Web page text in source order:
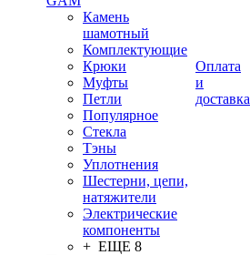
Камень
шамотный
Комплектующие
Крюки
Муфты
Петли
Популярное
Стекла
Тэны
Уплотнения
Шестерни, цепи,
натяжители
Электрические
компоненты
+ ЕЩЕ 8
Оплата
и
доставка